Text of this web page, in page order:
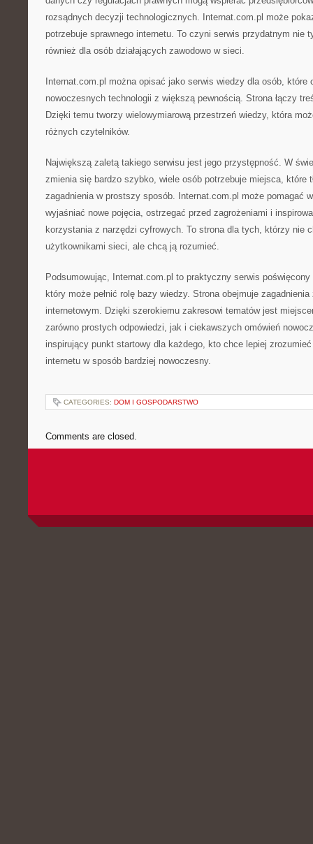
rozsądnych decyzji technologicznych. Internat.com.pl może
potrzebuje sprawnego internetu. To czyni serwis przydatnym nie
również dla osób działających zawodowo w sieci.
Internat.com.pl można opisać jako serwis wiedzy dla osób,
nowoczesnych technologii z większą pewnością. Strona łączy
Dzięki temu tworzy wielowymiarową przestrzeń wiedzy, która
różnych czytelników.
Największą zaletą takiego serwisu jest jego przystępność. W
zmienia się bardzo szybko, wiele osób potrzebuje miejsca, które
zagadnienia w prostszy sposób. Internat.com.pl może pomagać
wyjaśniać nowe pojęcia, ostrzegać przed zagrożeniami i
korzystania z narzędzi cyfrowych. To strona dla tych, którzy nie
użytkownikami sieci, ale chcą ją rozumieć.
Podsumowując, Internat.com.pl to praktyczny serwis
który może pełnić rolę bazy wiedzy. Strona obejmuje
internetowym. Dzięki szerokiemu zakresowi tematów jest
zarówno prostych odpowiedzi, jak i ciekawszych omówień
inspirujący punkt startowy dla każdego, kto chce lepiej
internetu w sposób bardziej nowoczesny.
CATEGORIES: DOM I GOSPODARSTWO
Comments are closed.